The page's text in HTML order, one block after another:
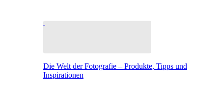
Die Welt der Fotografie – Produkte, Tipps und
Inspirationen